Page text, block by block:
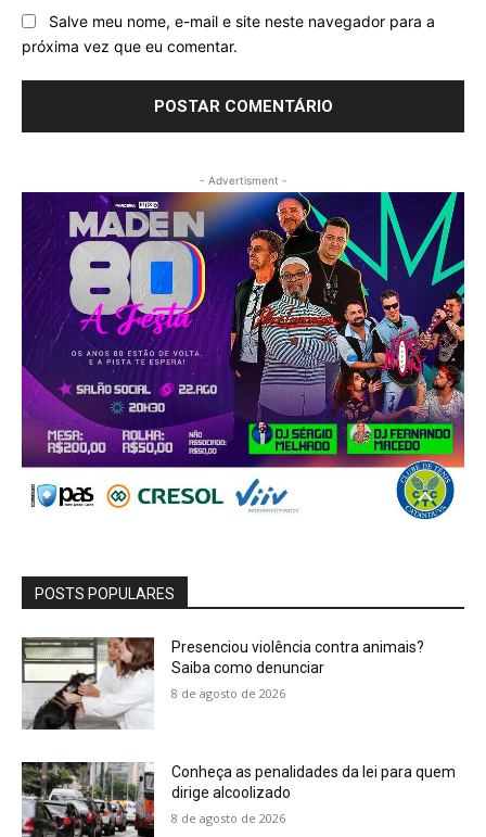
Salve meu nome, e-mail e site neste navegador para a
próxima vez que eu comentar.
- Advertisment -
POSTS POPULARES
Presenciou violência contra animais?
Saiba como denunciar
8 de agosto de 2026
Conheça as penalidades da lei para quem
dirige alcoolizado
8 de agosto de 2026